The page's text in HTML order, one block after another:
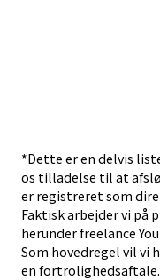
*Dette er en delvis
os tilladelse til at
er registreret som
Faktisk arbejder vi på
herunder freelance
Som hovedregel vil
en fortrolighedsaftale.